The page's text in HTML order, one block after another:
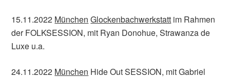
15.11.2022 München Glockenbachwerkstatt im Rahmen
der FOLKSESSION, mit Ryan Donohue, Strawanza de
Luxe u.a.
24.11.2022 München Hide Out SESSION, mit Gabriel